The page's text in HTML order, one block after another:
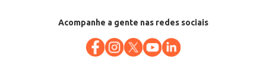
Acompanhe a gente nas redes sociais